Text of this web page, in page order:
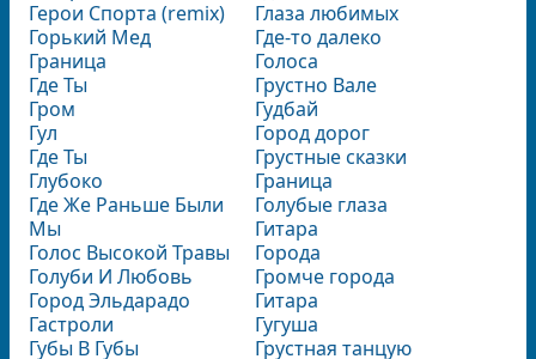
Герои Спорта (remix)
Горький Мед
Граница
Где Ты
Гром
Гул
Где Ты
Глубоко
Где Же Раньше Были
Мы
Голос Высокой Травы
Голуби И Любовь
Город Эльдарадо
Гастроли
Губы В Губы
Глаза любимых
Где-то далеко
Голоса
Грустно Вале
Гудбай
Город дорог
Грустные сказки
Граница
Голубые глаза
Гитара
Города
Громче города
Гитара
Гугуша
Грустная танцую